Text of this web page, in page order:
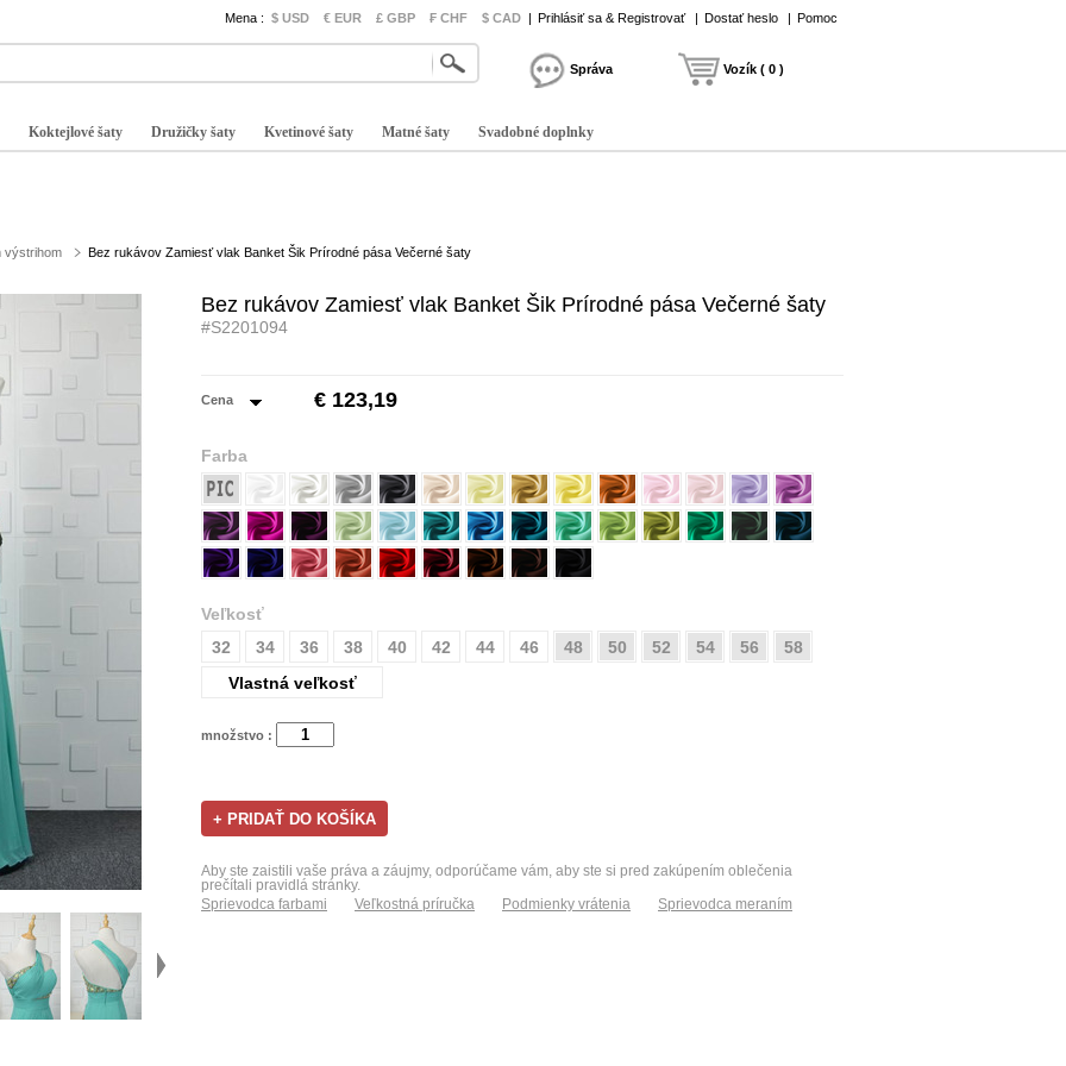
Mena : $ USD € EUR £ GBP ₣ CHF $ CAD | Prihlásiť sa & Registrovať | Dostať heslo | Pomoc
Správa Vozík ( 0 )
Koktejlové šaty Družičky šaty Kvetinové šaty Matné šaty Svadobné doplnky
výstrihom Bez rukávov Zamiesť vlak Banket Šik Prírodné pása Večerné šaty
Bez rukávov Zamiesť vlak Banket Šik Prírodné pása Večerné šaty
#S2201094
Cena € 123,19
Farba
Veľkosť
32
34 36 38 40 42 44 46 48 50 52 54 56
58
Vlastná veľkosť
množstvo :
Aby ste zaistili vaše práva a záujmy, odporúčame vám, aby ste si pred zakúpením oblečenia
prečítali pravidlá stránky.
Sprievodca farbami
Veľkostná príručka Podmienky vrátenia Sprievodca meraním